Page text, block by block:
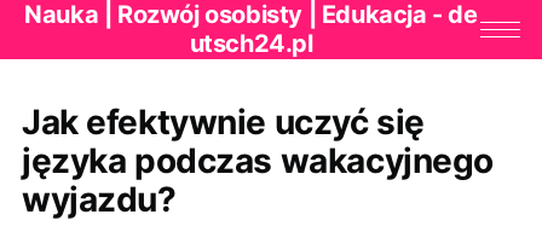
Nauka | Rozwój osobisty | Edukacja - de
utsch24.pl
Jak efektywnie uczyć się
języka podczas wakacyjnego
wyjazdu?